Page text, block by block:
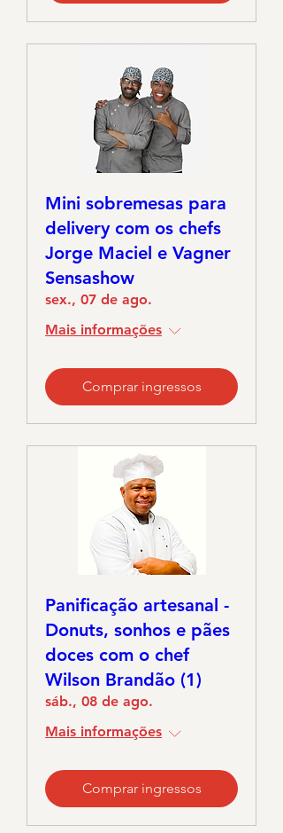
Mini sobremesas para
delivery com os chefs
Jorge Maciel e Vagner
Sensashow
sex., 07 de ago.
Mais informações
Comprar ingressos
Panificação artesanal -
Donuts, sonhos e pães
doces com o chef
Wilson Brandão (1)
sáb., 08 de ago.
Mais informações
Comprar ingressos